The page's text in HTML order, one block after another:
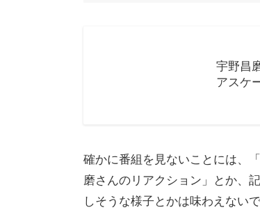
宇野昌
アスケ
確かに番組を見ないことには、
磨さんのリアクション」とか、
しそうな様子とかは味わえない